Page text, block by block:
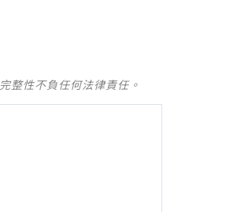
整性不負任何法律責任。